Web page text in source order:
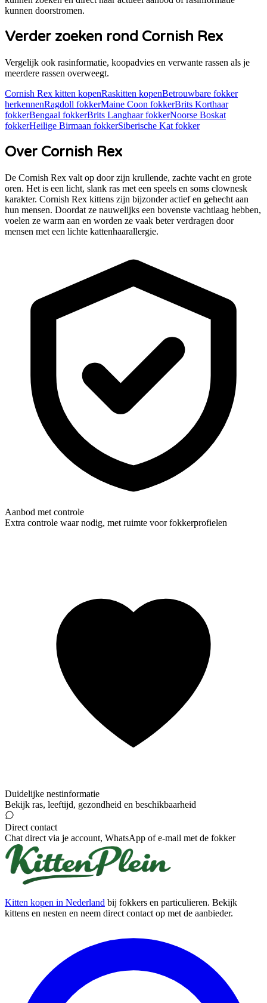
kunnen doorstromen.
Verder zoeken rond Cornish Rex
Vergelijk ook rasinformatie, koopadvies en verwante rassen als je
meerdere rassen overweegt.
Cornish Rex kitten kopenRaskitten kopenBetrouwbare fokker
herkennenRagdoll fokkerMaine Coon fokkerBrits Korthaar
fokkerBengaal fokkerBrits LanghaarfokkerNoorse Boskat
fokkerHeilige Birmaan fokkerSiberische Kat fokker
Over Cornish Rex
De Cornish Rex valt op door zijn krullende, zachte vacht en grote
oren. Het is een licht, slank ras met een speels en soms clownesk
karakter. Cornish Rex kittens zijn bijzonder actief en gehecht aan
hun mensen. Doordat ze nauwelijks een bovenste vachtlaag hebben,
voelen ze warm aan en worden ze vaak beter verdragen door
mensen met een lichte kattenhaarallergie.
Aanbod met controle
Extra controle waar nodig, met ruimte voor fokkerprofielen
Duidelijke nestinformatie
Bekijk ras, leeftijd, gezondheid en beschikbaarheid
Direct contact
Chat direct via je account, WhatsApp of e-mail met de fokker
Kitten kopen in Nederland bij fokkers en particulieren. Bekijk
kittens en nesten en neem direct contact op met de aanbieder.